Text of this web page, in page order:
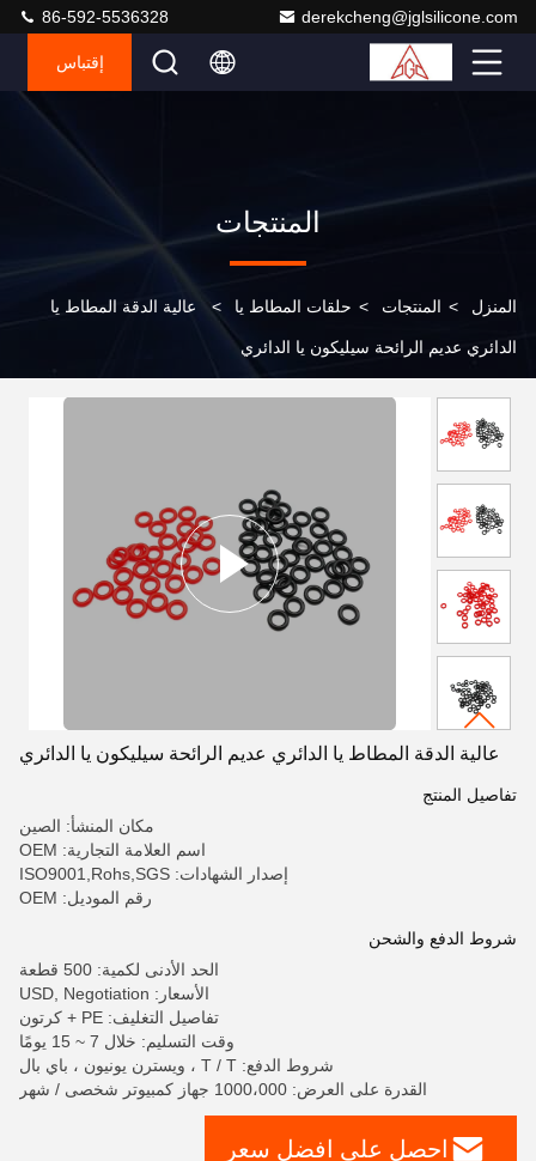
derekcheng@jglsilicone.com
86-592-5536328
إقتباس
المنتجات
المنزل > المنتجات > حلقات المطاط يا > عالية الدقة المطاط يا
الدائري عديم الرائحة سيليكون يا الدائري
عالية الدقة المطاط يا الدائري عديم الرائحة سيليكون يا الدائري
تفاصيل المنتج
مكان المنشأ: الصين
اسم العلامة التجارية: OEM
إصدار الشهادات: ISO9001,Rohs,SGS
رقم الموديل: OEM
شروط الدفع والشحن
الحد الأدنى لكمية: 500 قطعة
الأسعار: USD, Negotiation
تفاصيل التغليف: PE + كرتون
وقت التسليم: خلال 7 ~ 15 يومًا
شروط الدفع: T / T ، ويسترن يونيون ، باي بال
القدرة على العرض: 1000،000 جهاز كمبيوتر شخصى / شهر
احصل على افضل سعر